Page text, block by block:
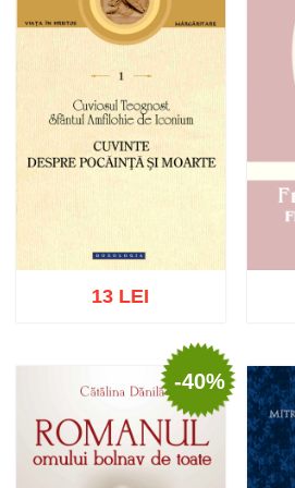
Adaugă în coș Wishlist
13 LEI
-40%